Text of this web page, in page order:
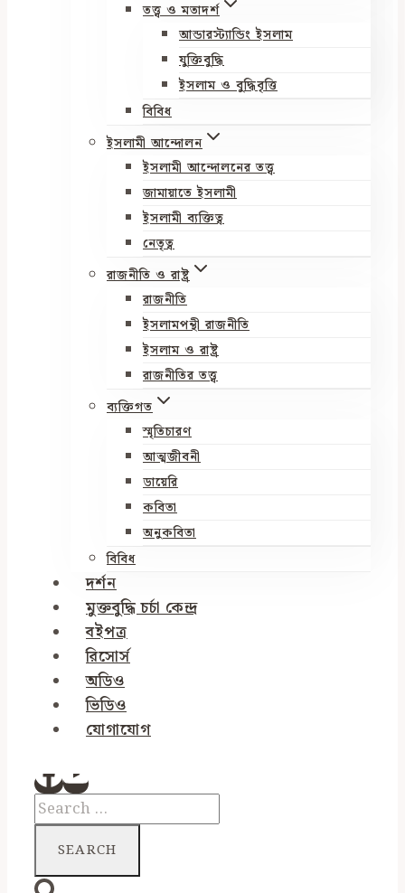
তত্ত্ব ও মতাদর্শ
আন্ডারস্ট্যান্ডিং ইসলাম
যুক্তিবুদ্ধি
ইসলাম ও বুদ্ধিবৃত্তি
বিবিধ
ইসলামী আন্দোলন
ইসলামী আন্দোলনের তত্ত্ব
জামায়াতে ইসলামী
ইসলামী ব্যক্তিত্ব
নেতৃত্ব
রাজনীতি ও রাষ্ট্র
রাজনীতি
ইসলামপন্থী রাজনীতি
ইসলাম ও রাষ্ট্র
রাজনীতির তত্ত্ব
ব্যক্তিগত
স্মৃতিচারণ
আত্মজীবনী
ডায়েরি
কবিতা
অনুকবিতা
বিবিধ
দর্শন
মুক্তবুদ্ধি চর্চা কেন্দ্র
বইপত্র
রিসোর্স
অডিও
ভিডিও
যোগাযোগ
Search
for: